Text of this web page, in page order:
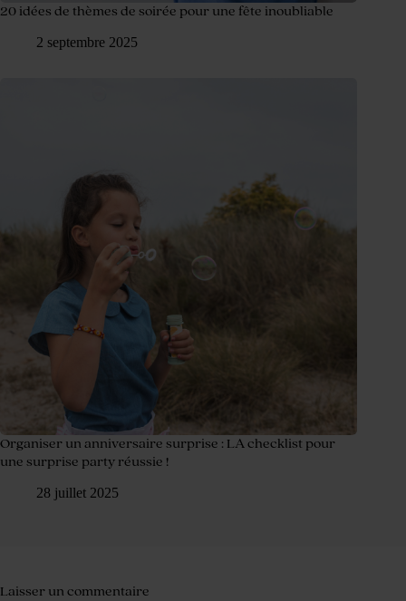
20 idées de thèmes de soirée pour une fête inoubliable
2 septembre 2025
Organiser un anniversaire surprise : LA checklist pour
une surprise party réussie !
28 juillet 2025
Laisser un commentaire